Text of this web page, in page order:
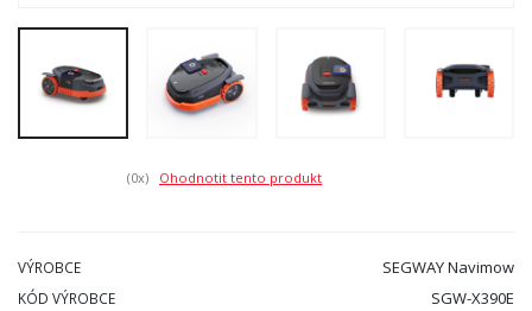
(0x) Ohodnotit tento produkt
VÝROBCE SEGWAY Navimow
KÓD VÝROBCE SGW-X390E